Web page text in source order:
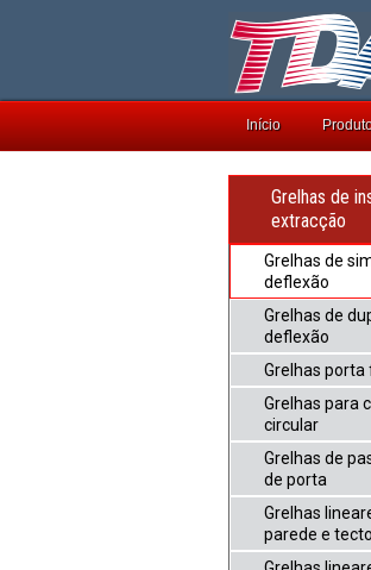
Início
Grelhas de
extracção
Grelhas de
deflexão
Grelhas de
deflexão
Grelhas porta
Grelhas para
circular
Grelhas de
de porta
Grelhas
parede e tecto